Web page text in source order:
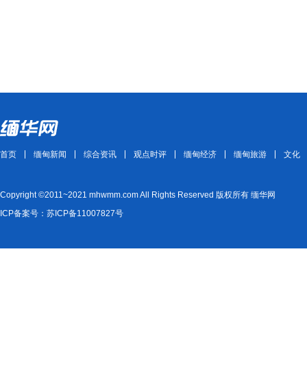
首页 缅甸新闻 综合资讯 观点时评 缅甸经济 缅甸旅游 文化
Copyright ©2011~2021 mhwmm.com All Rights Reserved 版权所有 缅华网
ICP备案号：苏ICP备11007827号